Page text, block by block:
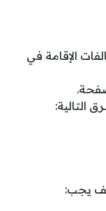
الإقامة في
التالية:
يجب: